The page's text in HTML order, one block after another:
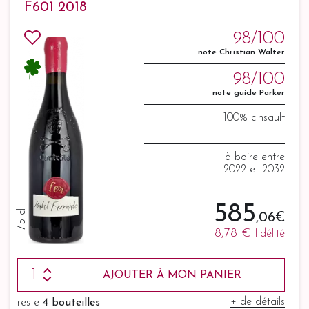
F601 2018
75 cl
98/100
note Christian Walter
98/100
note guide Parker
100% cinsault
à boire entre
2022 et 2032
585,06 €
8,78 € fidélité
AJOUTER À MON PANIER
reste 4 bouteilles + de détails